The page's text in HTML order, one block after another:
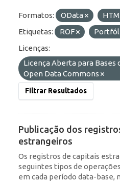
Formatos: OData
Etiquetas:
ROF
Licenças:
Licença Aberta para Bases
Open Data Commons
Filtrar Resultados
Publicação dos
estrangeiros
Os registros de capitais
seguintes tipos de
em cada período data-base,